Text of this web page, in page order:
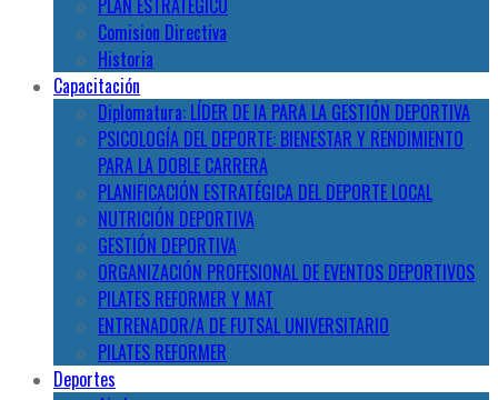
PLAN ESTRATEGICO
Comision Directiva
Historia
Capacitación
Diplomatura: LÍDER DE IA PARA LA GESTIÓN DEPORTIVA
PSICOLOGÍA DEL DEPORTE: BIENESTAR Y RENDIMIENTO
PARA LA DOBLE CARRERA
PLANIFICACIÓN ESTRATÉGICA DEL DEPORTE LOCAL
NUTRICIÓN DEPORTIVA
GESTIÓN DEPORTIVA
ORGANIZACIÓN PROFESIONAL DE EVENTOS DEPORTIVOS
PILATES REFORMER Y MAT
ENTRENADOR/A DE FUTSAL UNIVERSITARIO
PILATES REFORMER
Deportes